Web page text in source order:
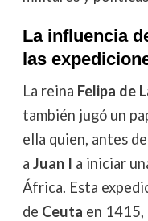
La influencia
las
La reina Felipa de
también jugó un
ella quien, antes
a Juan I a iniciar
África. Esta
de Ceuta en 1415,